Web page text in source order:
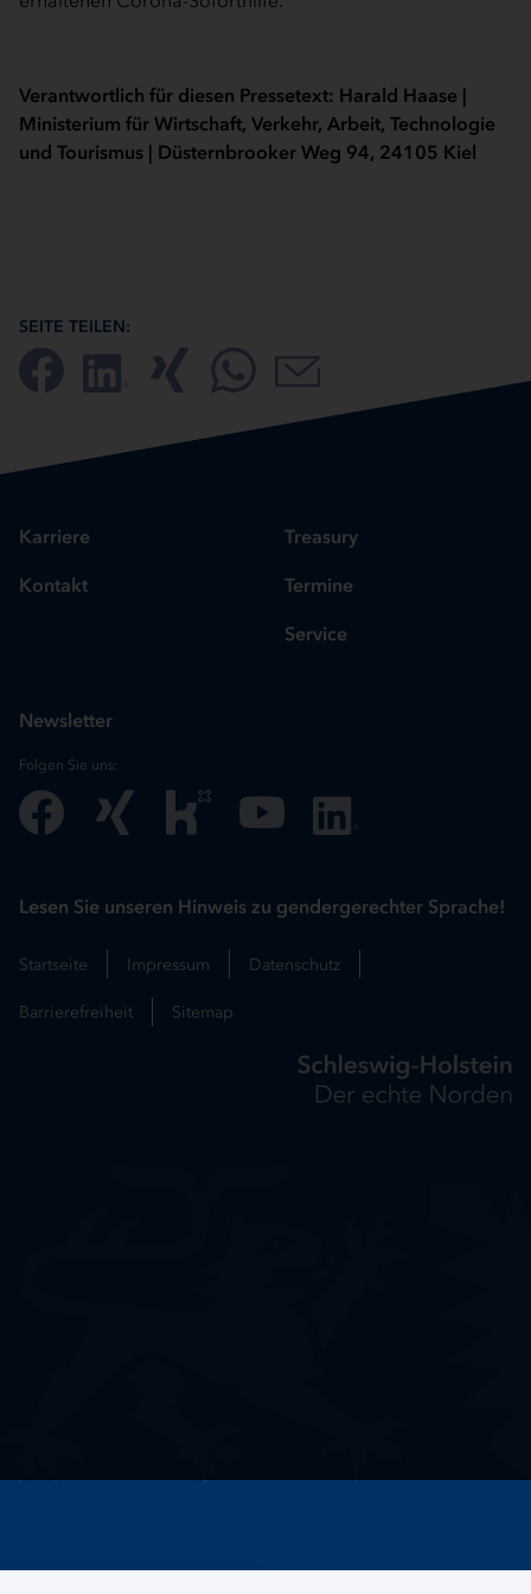
Verantwortlich für diesen Pressetext: Harald Haase |
Ministerium für Wirtschaft, Verkehr, Arbeit, Technologie
und Tourismus | Düsternbrooker Weg 94, 24105 Kiel
SEITE TEILEN:
Karriere
Kontakt
Treasury
Termine
Service
Newsletter
Folgen Sie uns:
Lesen Sie unseren Hinweis zu gendergerechter Sprache!
Startseite Impressum Datenschutz
Barrierefreiheit Sitemap